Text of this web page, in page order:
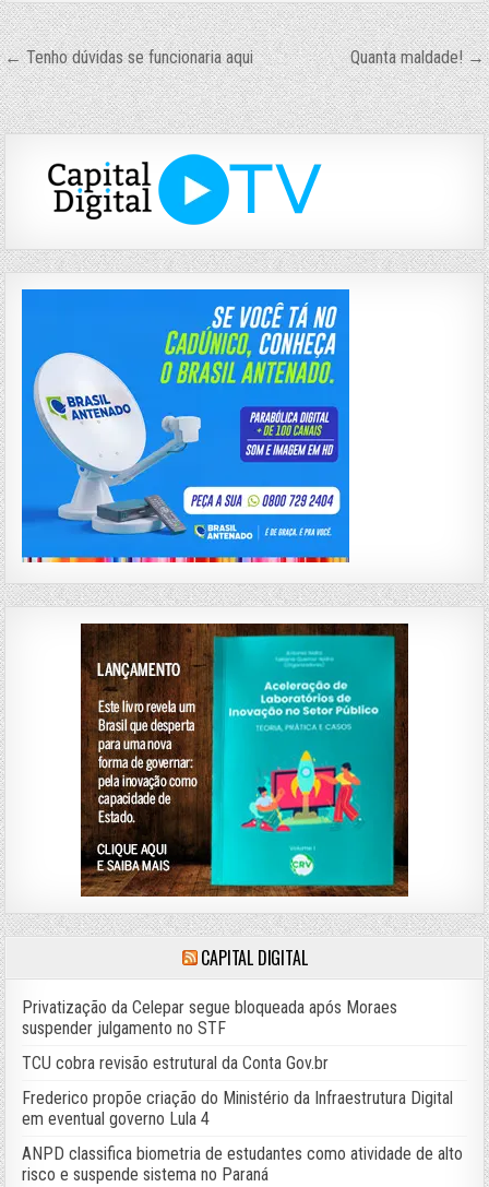
Navegação
de
Post
← Tenho dúvidas se funcionaria aqui Quanta maldade! →
CAPITAL DIGITAL
Privatização da Celepar segue bloqueada após Moraes
suspender julgamento no STF
TCU cobra revisão estrutural da Conta Gov.br
Frederico propõe criação do Ministério da Infraestrutura Digital
em eventual governo Lula 4
ANPD classifica biometria de estudantes como atividade de alto
risco e suspende sistema no Paraná